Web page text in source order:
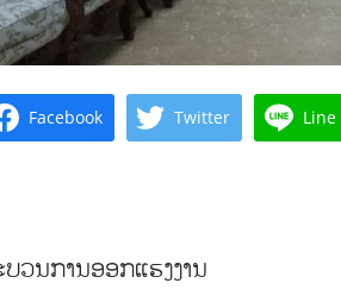
Facebook Twitter Line
ບວນການອອກແຮງງານ